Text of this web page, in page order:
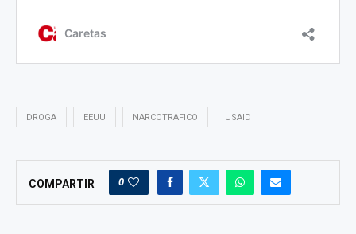
DROGA EEUU NARCOTRAFICO USAID
COMPARTIR 0